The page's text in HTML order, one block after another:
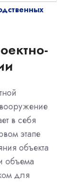
в себя
этапе
объекта
объема
для